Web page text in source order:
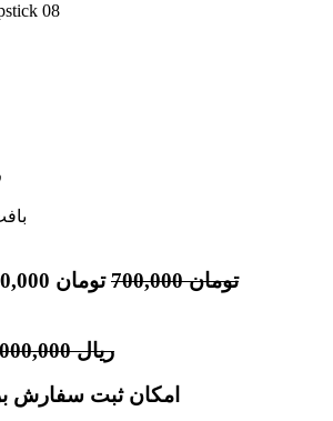
08
تومان 700,000 تومان
ریال
امکان ثبت سفارش